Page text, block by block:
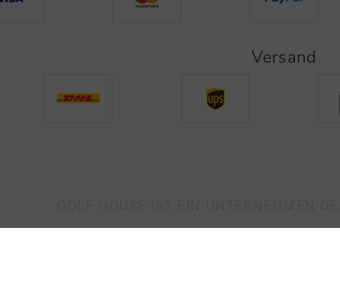
Versand